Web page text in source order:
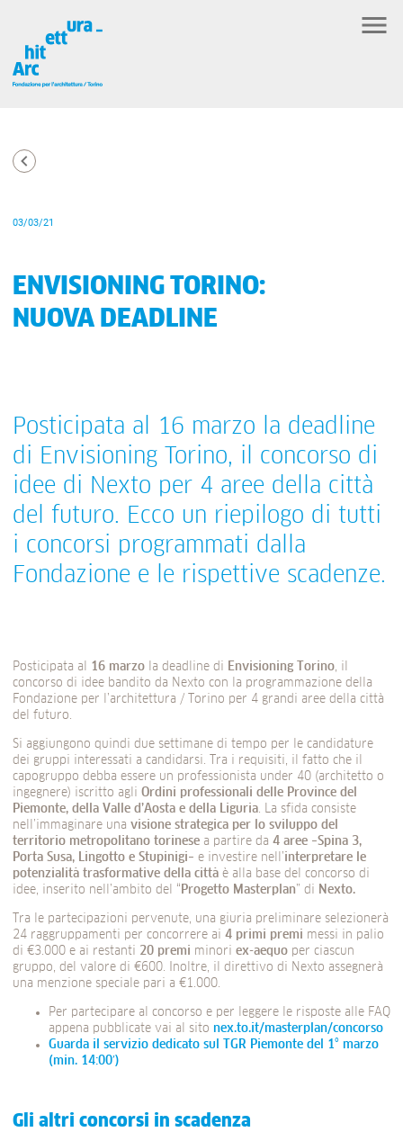
03/03/21
ENVISIONING TORINO:
NUOVA DEADLINE
Posticipata al 16 marzo la deadline
di Envisioning Torino, il concorso di
idee di Nexto per 4 aree della città
del futuro. Ecco un riepilogo di tutti
i concorsi programmati dalla
Fondazione e le rispettive scadenze.
Posticipata al 16 marzo la deadline di Envisioning Torino, il
concorso di idee bandito da Nexto con la programmazione della
Fondazione per l’architettura / Torino per 4 grandi aree della città
del futuro.
Si aggiungono quindi due settimane di tempo per le candidature
dei gruppi interessati a candidarsi. Tra i requisiti, il fatto che il
capogruppo debba essere un professionista under 40 (architetto o
ingegnere) iscritto agli Ordini professionali delle Province del
Piemonte, della Valle d’Aosta e della Liguria. La sfida consiste
nell’immaginare una visione strategica per lo sviluppo del
territorio metropolitano torinese a partire da 4 aree –Spina 3,
Porta Susa, Lingotto e Stupinigi– e investire nell’interpretare le
potenzialità trasformative della città è alla base del concorso di
idee, inserito nell’ambito del “ Progetto Masterplan” di Nexto.
Tra le partecipazioni pervenute, una giuria preliminare selezionerà
24 raggruppamenti per concorrere ai 4 primi premi messi in palio
di €3.000 e ai restanti 20 premi minori ex-aequo per ciascun
gruppo, del valore di €600. Inoltre, il direttivo di Nexto assegnerà
una menzione speciale pari a €1.000.
Per partecipare al concorso e per leggere le risposte alle FAQ
appena pubblicate vai al sito nex.to.it/masterplan/concorso
Guarda il servizio dedicato sul TGR Piemonte del 1° marzo
(min. 14:00′)
Gli altri concorsi in scadenza